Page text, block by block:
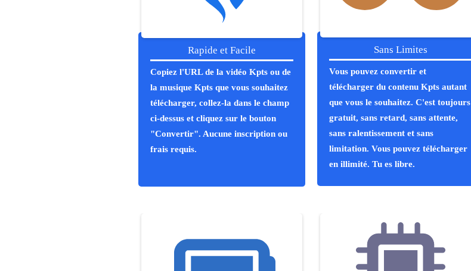
Rapide et Facile
Copiez l'URL de la vidéo Kpts ou de
la musique Kpts que vous souhaitez
télécharger, collez-la dans le champ
ci-dessus et cliquez sur le bouton
"Convertir". Aucune inscription ou
frais requis.
Sans Limites
Vous pouvez convertir et
télécharger du contenu Kpts autant
que vous le souhaitez. C'est toujours
gratuit, sans retard, sans attente,
sans ralentissement et sans
limitation. Vous pouvez télécharger
en illimité. Tu es libre.